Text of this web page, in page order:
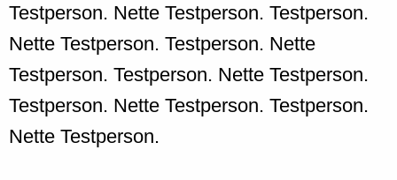
Testperson. Nette Testperson. Testperson.
Nette Testperson. Testperson. Nette
Testperson. Testperson. Nette Testperson.
Testperson. Nette Testperson. Testperson.
Nette Testperson.